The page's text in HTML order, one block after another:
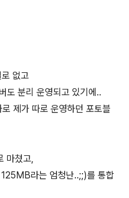
없고
도 분리 운영되고 있기에..
제가 따로 운영하던 포토블
마쳤고,
라는 엄청난..;;)를 통합